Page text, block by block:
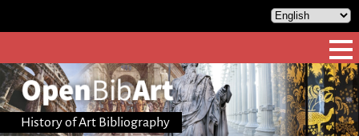
History of Art Bibliography